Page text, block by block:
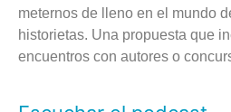
meternos de lleno en el mundo
historietas. Una propuesta que
encuentros con autores o